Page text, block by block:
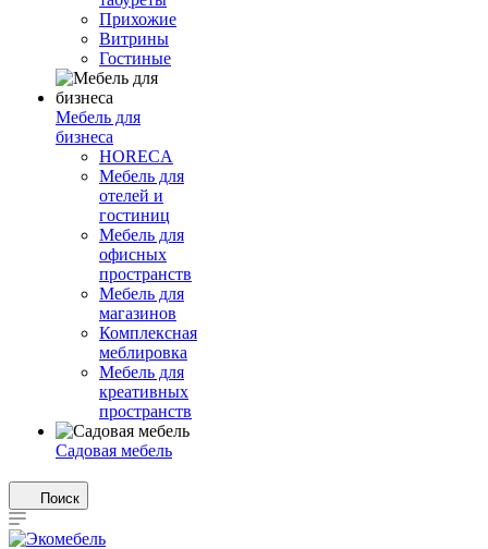
Прихожие
Витрины
Гостиные
Мебель для
бизнеса
HORECA
Мебель для
отелей и
гостиниц
Мебель для
офисных
пространств
Мебель для
магазинов
Комплексная
меблировка
Мебель для
креативных
пространств
Садовая мебель
Поиск